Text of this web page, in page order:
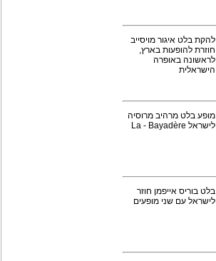
להקת בלט איגור מויסייב
חוזרת להופעות בארץ,
לראשונה באופרה
הישראלית
מופע בלט מרהיב מרוסיה
לישראל La - Bayadère
בלט בוריס אייפמן חוזר
לישראל עם שני מופעים